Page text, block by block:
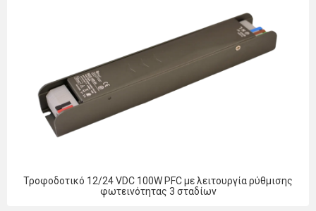
Τροφοδοτικό 12/24 VDC 100W PFC με λειτουργία ρύθμισης
φωτεινότητας 3 σταδίων